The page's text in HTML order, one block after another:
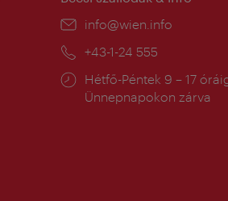
E-
info@wien.info
Telefon:
+43-1-24 555
Nyitva
tartás:
Hétfő-Péntek 9 – 17
Ünnepnapokon zárva